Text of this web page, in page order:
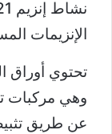
الإنزيمات
تحتوي أوراق
وهي مركبات
عن طريق